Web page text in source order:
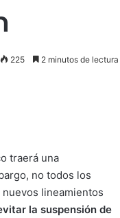
225 2 minutos de lectura
traerá una
no todos los
lineamientos
la suspensión de